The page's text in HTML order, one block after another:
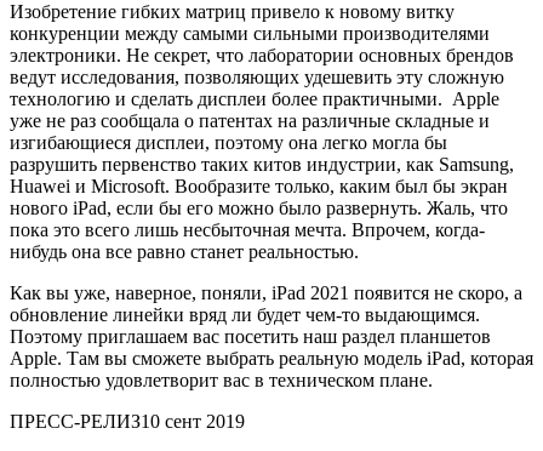
Изобретение гибких матриц привело к новому витку
конкуренции между самыми сильными производителями
электроники. Не секрет, что лаборатории основных брендов
ведут исследования, позволяющих удешевить эту сложную
технологию и сделать дисплеи более практичными. Apple
уже не раз сообщала о патентах на различные складные и
изгибающиеся дисплеи, поэтому она легко могла бы
разрушить первенство таких китов индустрии, как Samsung,
Huawei и Microsoft. Вообразите только, каким был бы экран
нового iPad, если бы его можно было развернуть. Жаль, что
пока это всего лишь несбыточная мечта. Впрочем, когда-
нибудь она все равно станет реальностью.
Как вы уже, наверное, поняли, iPad 2021 появится не скоро, а
обновление линейки вряд ли будет чем-то выдающимся.
Поэтому приглашаем вас посетить наш раздел планшетов
Apple. Там вы сможете выбрать реальную модель iPad, которая
полностью удовлетворит вас в техническом плане.
ПРЕСС-РЕЛИЗ10 сент 2019